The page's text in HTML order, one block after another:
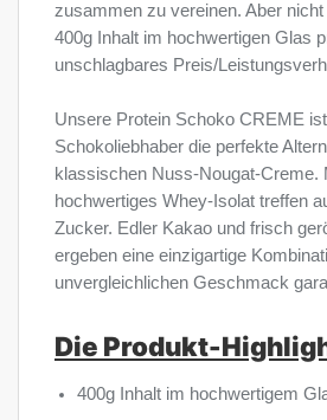
zusammen zu vereinen. Aber
400g Inhalt im hochwertigen Glas
unschlagbares Preis/
Unsere Protein Schoko CREME
Schokoliebhaber die perfekte
klassischen Nuss-Nougat-Creme.
hochwertiges Whey-Isolat treffen
Zucker. Edler Kakao und frisch
ergeben eine einzigartige
unvergleichlichen Geschmack
Die Produkt-
400g Inhalt im hochwertigem